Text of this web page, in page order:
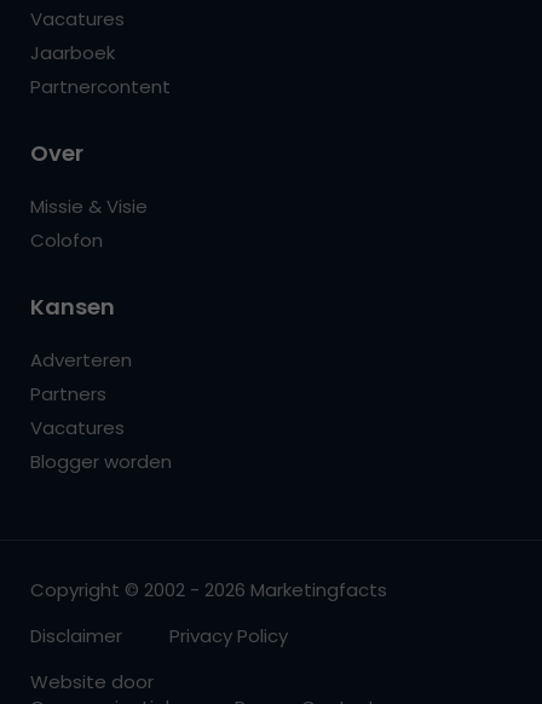
Vacatures
Jaarboek
Partnercontent
Over
Missie & Visie
Colofon
Kansen
Adverteren
Partners
Vacatures
Blogger worden
Copyright © 2002 - 2026 Marketingfacts
Disclaimer
Privacy Policy
Website door